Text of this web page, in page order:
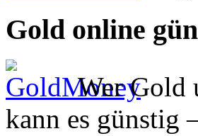
Gold online
Wer Gold
kann es günstig